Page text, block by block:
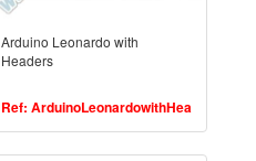
Arduino Leonardo with
Headers
Ref: ArduinoLeonardowithHea